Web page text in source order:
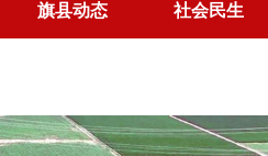
旗县动态 社会民生